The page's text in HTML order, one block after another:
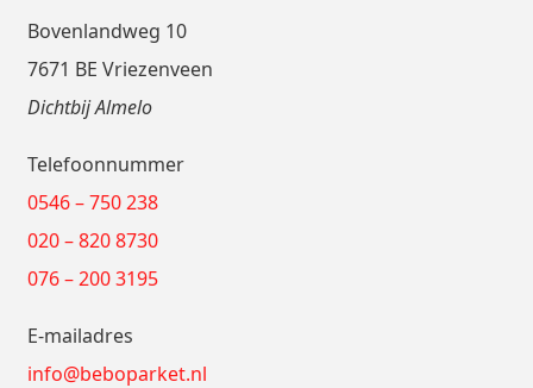
Bovenlandweg 10
7671 BE Vriezenveen
Dichtbij Almelo
Telefoonnummer
0546 – 750 238
020 – 820 8730
076 – 200 3195
E-mailadres
info@beboparket.nl